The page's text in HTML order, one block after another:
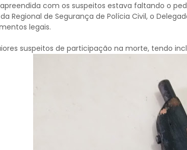
com os suspeitos estava faltando o
Regional de Segurança de Polícia Civil, o
legais.
suspeitos de participação na morte, tendo